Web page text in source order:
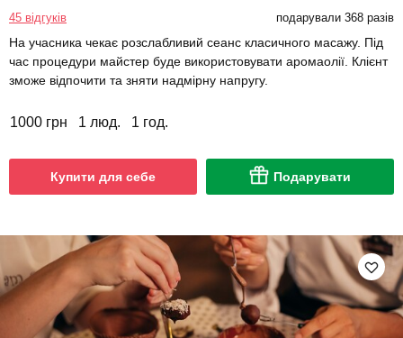
45 відгуків подарували 368 разів
На учасника чекає розслабливий сеанс класичного масажу. Під
час процедури майстер буде використовувати аромаолії. Клієнт
зможе відпочити та зняти надмірну напругу.
1000 грн 1 люд. 1 год.
Купити для себе Подарувати